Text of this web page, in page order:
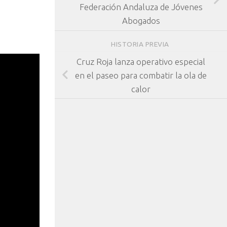
Federación Andaluza de Jóvenes
Abogados
HISTORIA PREVIA
Cruz Roja lanza operativo especial
en el paseo para combatir la ola de
calor